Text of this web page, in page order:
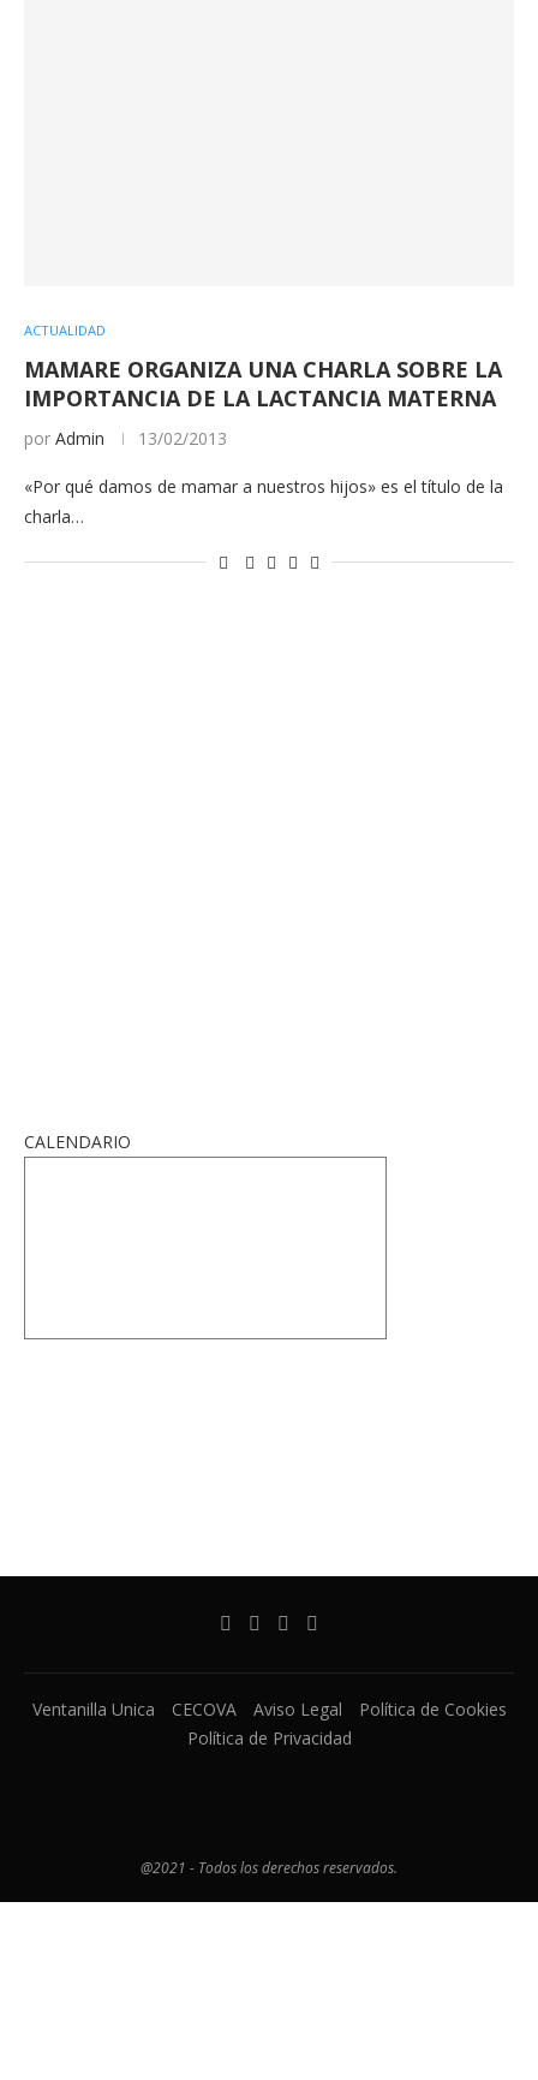
ACTUALIDAD
MAMARE ORGANIZA UNA CHARLA SOBRE LA
IMPORTANCIA DE LA LACTANCIA MATERNA
por Admin 13/02/2013
«Por qué damos de mamar a nuestros hijos» es el título de la
charla…
CALENDARIO
Ventanilla Unica CECOVA Aviso Legal
Política de Cookies
Política de Privacidad
@2021 - Todos los derechos reservados.